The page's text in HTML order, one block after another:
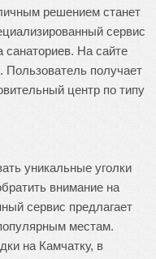
решением станет
сервис
санаториев. На сайте
Пользователь получает
центр по типу
уникальные уголки
внимание на
сервис предлагает
местам.
на Камчатку, в